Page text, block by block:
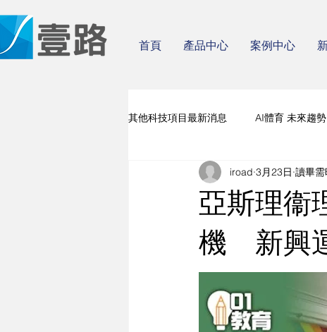
首頁 產品中心 案例中心
其他科技項目最新消息 AI體育 未來趨勢
人工智能 體育 場地系統
亞斯理衞
機 新興
iroad 3月23日 讀畢